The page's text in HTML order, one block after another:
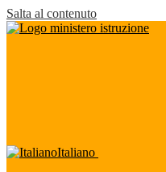
Salta al contenuto
Italiano